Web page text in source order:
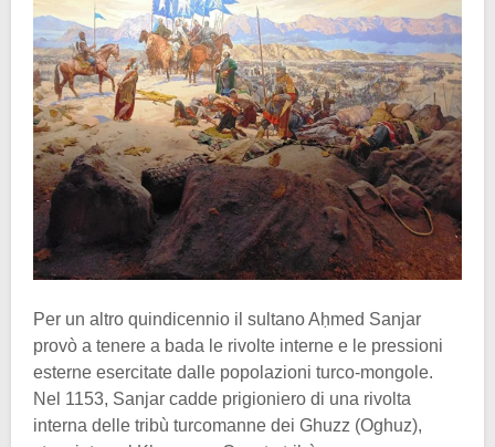
Per un altro quindicennio il sultano Aḥmed Sanjar
provò a tenere a bada le rivolte interne e le pressioni
esterne esercitate dalle popolazioni turco-mongole.
Nel 1153, Sanjar cadde prigioniero di una rivolta
interna delle tribù turcomanne dei Ghuzz (Oghuz),